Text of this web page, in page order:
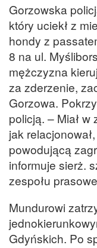
Gorzowska
który uciekł z
hondy z
8 na ul.
mężczyzna
za zderzenie,
Gorzowa.
policją. – Miał
jak
powodującą
informuje sierż.
zespołu
Mundurowi
Gdyńskich. Po